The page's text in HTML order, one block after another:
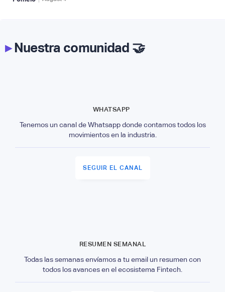
▸Nuestra comunidad 🤝
WHATSAPP
Tenemos un canal de Whatsapp donde contamos todos los
movimientos en la industria.
SEGUIR EL CANAL
RESUMEN SEMANAL
Todas las semanas envíamos a tu email un resumen con
todos los avances en el ecosistema Fintech.